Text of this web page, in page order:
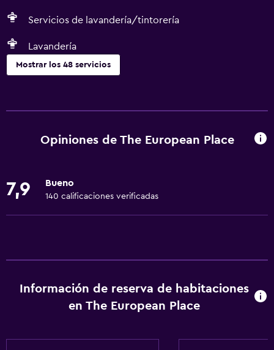
Servicios de lavandería/tintorería
Lavandería
Mostrar los 48 servicios
Wifi gratis
Artículos de aseo gratis
Habitaciones para no fumadores disponibles
Ascensor
Opiniones de The European Place
7,9 Bueno
140 calificaciones verificadas
Información de reserva de habitaciones
en The European Place